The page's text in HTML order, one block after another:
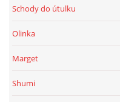
Schody do útulku
Olinka
Marget
Shumi